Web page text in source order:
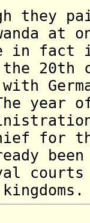
they
at
in fact
20th
with
for